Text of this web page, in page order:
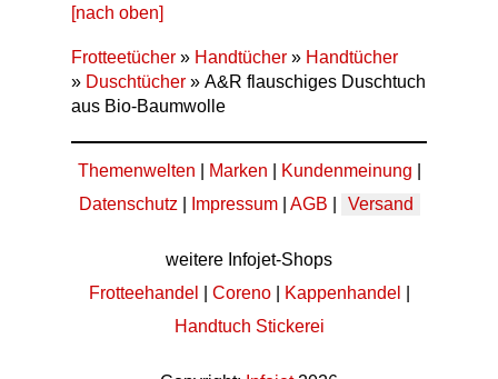
[nach oben]
Frotteetücher » Handtücher » Handtücher
» Duschtücher » A&R flauschiges Duschtuch
aus Bio-Baumwolle
Themenwelten Marken Kundenmeinung
Datenschutz
Impressum| AGB Versand
weitere Infojet-Shops
Frotteehandel
Coreno| Kappenhandel
Handtuch Stickerei